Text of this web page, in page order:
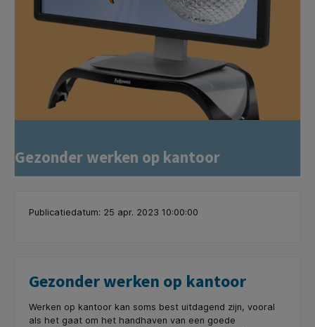
Gezonder werken op kantoor
Publicatiedatum: 25 apr. 2023 10:00:00
Gezonder werken op kantoor
Werken op kantoor kan soms best uitdagend zijn, vooral
als het gaat om het handhaven van een goede